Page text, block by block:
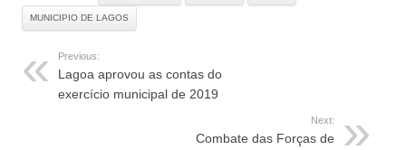
MUNICIPIO DE LAGOS
Previous:
Lagoa aprovou as contas do
exercício municipal de 2019
Next:
Combate das Forças de